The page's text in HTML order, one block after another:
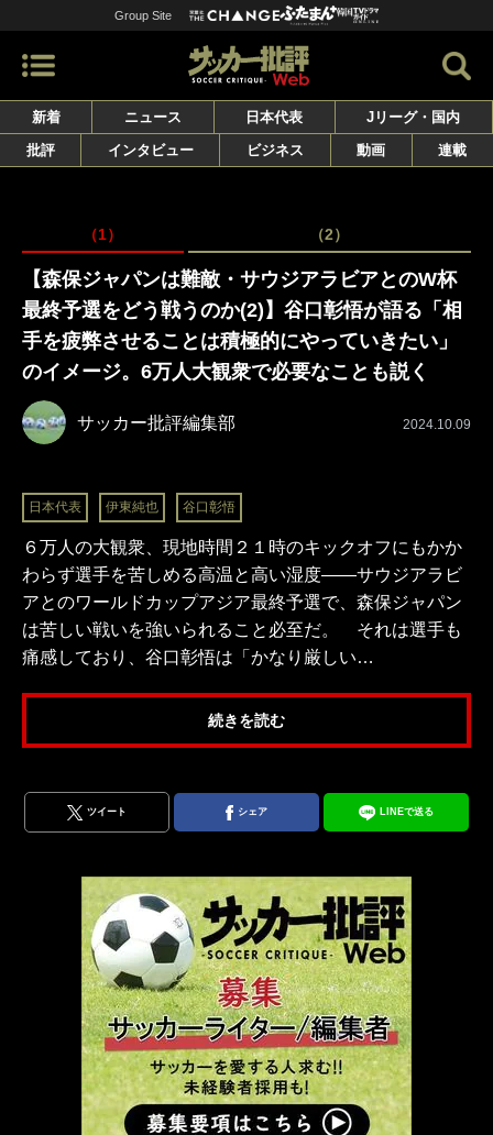
Group Site
新着 ニュース 日本代表
Jリーグ・国内
批評
インタビュー ビジネス 動画 連載
（1） （2）
【森保ジャパンは難敵・サウジアラビアとのW杯
最終予選をどう戦うのか(2)】谷口彰悟が語る「相
手を疲弊させることは積極的にやっていきたい」
のイメージ。6万人大観衆で必要なことも説く
サッカー批評編集部 2024.10.09
日本代表 伊東純也 谷口彰悟
６万人の大観衆、現地時間２１時のキックオフにもかか
わらず選手を苦しめる高温と高い湿度――サウジアラビ
アとのワールドカップアジア最終予選で、森保ジャパン
は苦しい戦いを強いられること必至だ。 それは選手も
痛感しており、谷口彰悟は「かなり厳しい…
続きを読む
ツイート シェア LINEで送る